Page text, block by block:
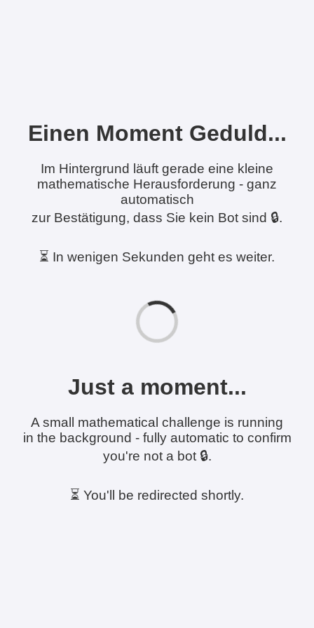
Einen Moment Geduld...
Im Hintergrund läuft gerade eine kleine
mathematische Herausforderung - ganz
automatisch
zur Bestätigung, dass Sie kein Bot sind 🔒.
⏳ In wenigen Sekunden geht es weiter.
Just a moment...
A small mathematical challenge is running
in the background - fully automatic to confirm
you're not a bot 🔒.
⏳ You'll be redirected shortly.